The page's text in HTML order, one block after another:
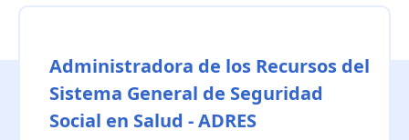
Administradora de los Recursos del
Sistema General de Seguridad
Social en Salud - ADRES